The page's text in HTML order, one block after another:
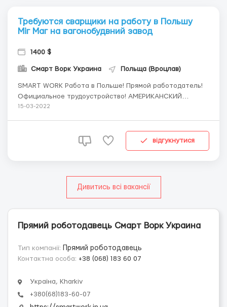
Требуются сварщики на работу в Польшу
Міг Маг на вагонобудвний завод
1400 $
Смарт Ворк Украина Польща (Вроцлав)
SMART WORK Работа в Польше! Прямой работодатель!
Официальное трудоустройство! АМЕРИКАНСКИЙ
ВАГОНОСТРОИТЕЛЬНЫЙ ЗАВОД В ГОРОДЕ Свидница
подтверждения квалификации сварщик сдает тесты
15-03-2022
відгукнутися
Дивитись всі вакансії
Прямий роботодавець Смарт Ворк Украина
Тип компанії:
Прямий роботодавець
Контактна особа: +38 (068) 183 60 07
Україна, Kharkiv
+380(68)183-60-07